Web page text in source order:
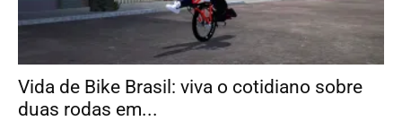
Vida de Bike Brasil: viva o cotidiano sobre
duas rodas em...